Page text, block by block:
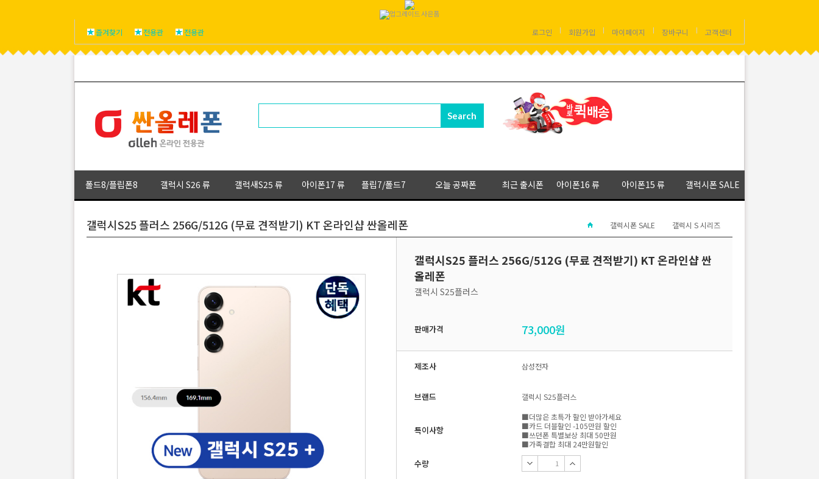
즐겨찾기 전용관 전용관 로그인 회원가입 마이페이지 장바구니 고객센터
폴드8/플립폰8 갤럭시 S26 류 갤럭새S25 류 아이폰17 류 플립7/폴드7 오늘 공짜폰 최근 출시폰 아이폰16 류 아이폰15 류 갤럭시폰 SALE
갤럭시폰 SALE 갤럭시 S 시리즈
갤럭시S25 플러스 256G/512G (무료 견적받기) KT 온라인샵 싼올레폰
갤럭시S25 플러스 256G/512G (무료 견적받기) KT 온라인샵 싼
올레폰
갤럭시 S25플러스
판매가격 73,000원
제조사 삼성전자
브랜드 갤럭시 S25플러스
특이사항
■더많은 초특가 할인 받아가세요
■카드 더블할인 -105만원 할인
■쓰던폰 특별보상 최대 50만원
■가족결합 최대 24만원할인
수량